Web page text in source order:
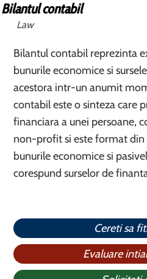
Bilantul contabil
Law
Bilantul contabil reprezinta
bunurile economice si
acestora intr-un anumit
contabil este o sinteza care
financiara a unei persoane,
non-profit si este format din
bunurile economice si
corespund surselor de
Cereti sa
Evaluare